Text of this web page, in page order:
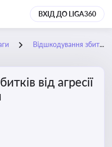
ВХІД ДО LIGA360
Відшкодування збитків від агресії рф проти України
від агресії